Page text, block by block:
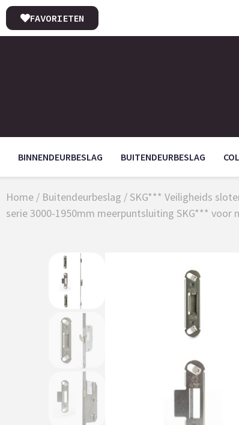
FAVORIETEN
BINNENDEURBESLAG BUITENDEURBESLAG
Home / Buitendeurbeslag / SKG*** Veiligheids
serie 3000-1950mm meerpuntsluiting SKG*** voor